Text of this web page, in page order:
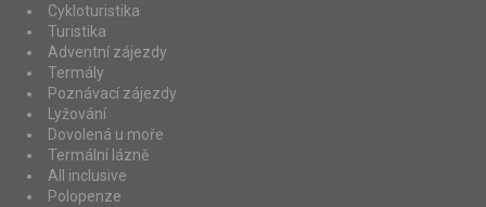
Cykloturistika
Turistika
Adventní zájezdy
Termály
Poznávací zájezdy
Lyžování
Dovolená u moře
Termální lázně
All inclusive
Polopenze